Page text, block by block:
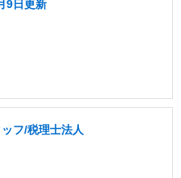
9日更新
フ/税理士法人